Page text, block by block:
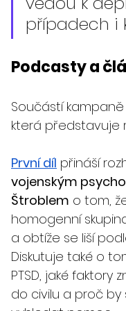
případech i
Podcasty a
Součástí
která představuje
První díl přináší
vojenským
Štroblem o tom,
homogenní
a obtíže se liší
Diskutuje také o
PTSD, jaké
do civilu a proč